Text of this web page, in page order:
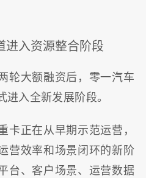
进入资源整合阶段
轮大额融资后，零一汽车
入全新发展阶段。
卡正在从早期示范运营，
营效率和场景闭环的新阶
台、客户场景、运营数据